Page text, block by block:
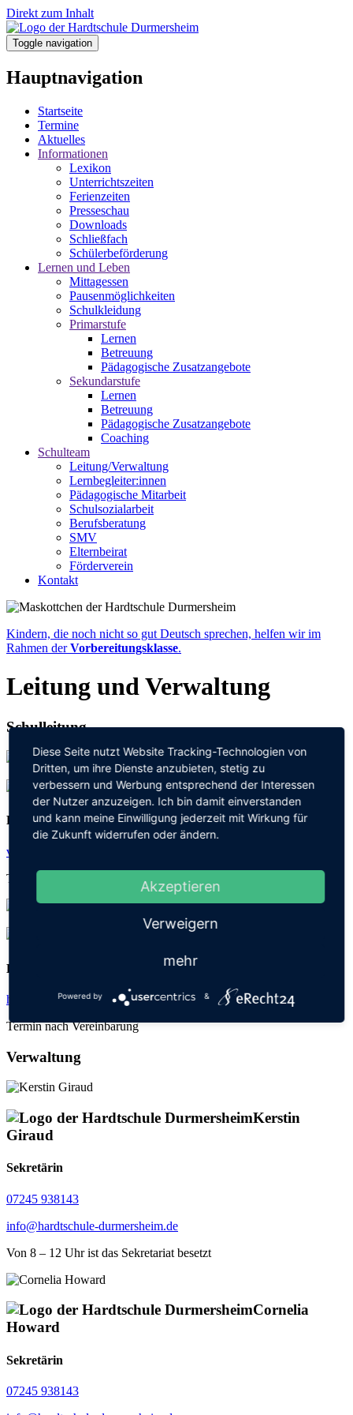
Direkt zum Inhalt
Toggle navigation
Hauptnavigation
Startseite
Termine
Aktuelles
Informationen
Lexikon
Unterrichtszeiten
Ferienzeiten
Presseschau
Downloads
Schließfach
Schülerbeförderung
Lernen und Leben
Mittagessen
Pausenmöglichkeiten
Schulkleidung
Primarstufe
Lernen
Betreuung
Pädagogische Zusatzangebote
Sekundarstufe
Lernen
Betreuung
Pädagogische Zusatzangebote
Coaching
Schulteam
Leitung/Verwaltung
Lernbegleiter:innen
Pädagogische Mitarbeit
Schulsozialarbeit
Berufsberatung
SMV
Elternbeirat
Förderverein
Kontakt
Kindern, die noch nicht so gut Deutsch sprechen, helfen wir im
Rahmen derVorbereitungsklasse.
Leitung und Verwaltung
Schulleitung
Volker Arntz
Rektor
v.arntz@hardtschule-durmersheim.de
Termin nach Vereinbarung
Konrektorin
h.kordas@hardtschule-durmersheim.de
Termin nach Vereinbarung
Verwaltung
Kerstin
Giraud
Sekretärin
07245 938143
info@hardtschule-durmersheim.de
Von 8 – 12 Uhr ist das Sekretariat besetzt
Cornelia
Howard
Sekretärin
07245 938143
Diese Seite nutzt Website Tracking-Technologien von
Dritten, um ihre Dienste anzubieten, stetig zu
verbessern und Werbung entsprechend der Interessen
der Nutzer anzuzeigen. Ich bin damit einverstanden
und kann meine Einwilligung jederzeit mit Wirkung für
die Zukunft widerrufen oder ändern.
Akzeptieren
Verweigern
mehr
Powered by &